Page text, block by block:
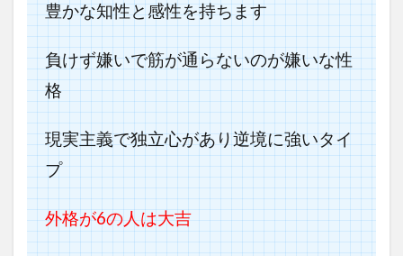
豊かな知性と感性を持ちます
負けず嫌いで筋が通らないのが嫌いな性
格
現実主義で独立心があり逆境に強いタイ
プ
外格が6の人は大吉